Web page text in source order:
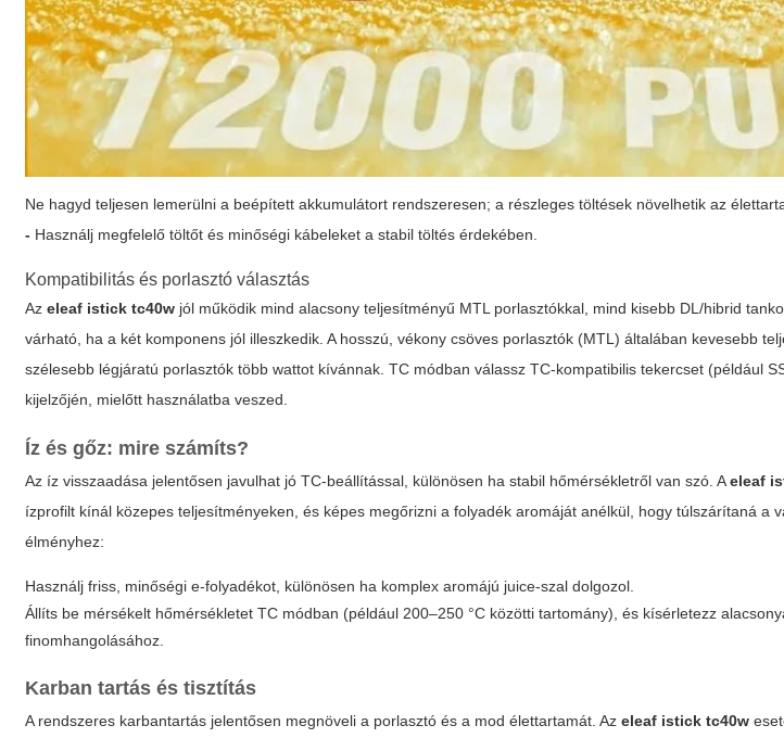
Ne hagyd teljesen lemerülni a beépített akkumulátort rendszeresen; a részleges töltések növelhetik az
- Használj megfelelő töltőt és minőségi kábeleket a stabil töltés érdekében.
Kompatibilitás és porlasztó választás
Azeleaf istick tc40w jól működik mind alacsony teljesítményű MTL porlasztókkal, mind kisebb DL/hibrid
várható, ha a két komponens jól illeszkedik. A hosszú, vékony csöves porlasztók (MTL) általában kevesebb
szélesebb légjáratú porlasztók több wattot kívánnak. TC módban válassz TC-kompatibilis tekercset (például
kijelzőjén, mielőtt használatba veszed.
Íz és gőz: mire számíts?
Az íz visszaadása jelentősen javulhat jó TC-beállítással, különösen ha stabil hőmérsékletről van szó. Aeleaf
ízprofilt kínál közepes teljesítményeken, és képes megőrizni a folyadék aromáját anélkül, hogy túlszárítaná a
élményhez:
Használj friss, minőségi e-folyadékot, különösen ha komplex aromájú juice-szal dolgozol.
Állíts be mérsékelt hőmérsékletet TC módban (például 200–250 °C közötti tartomány), és kísérletezz
finomhangolásához.
Karban tartás és tisztítás
A rendszeres karbantartás jelentősen megnöveli a porlasztó és a mod élettartamát. Azeleaf istick tc40w